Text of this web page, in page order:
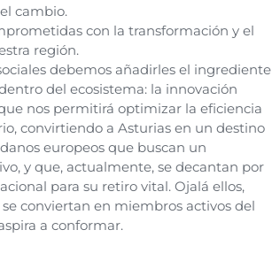
cambio.
con la transformación y el
región.
debemos añadirles el ingrediente
del ecosistema: la innovación
nos permitirá optimizar la eficiencia
convirtiendo a Asturias en un destino
europeos que buscan un
y que, actualmente, se decantan por
para su retiro vital. Ojalá ellos,
conviertan en miembros activos del
a conformar.